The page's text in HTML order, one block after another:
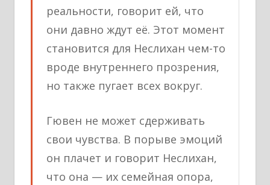
реальности, говорит ей, что
они давно ждут её. Этот момент
становится для Неслихан чем-то
вроде внутреннего прозрения,
но также пугает всех вокруг.
Гювен не может сдерживать
свои чувства. В порыве эмоций
он плачет и говорит Неслихан,
что она — их семейная опора,